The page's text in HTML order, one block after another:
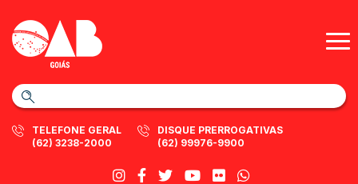
TELEFONE GERAL
(62) 3238-2000
DISQUE PRERROGATIVAS
(62) 99976-9900